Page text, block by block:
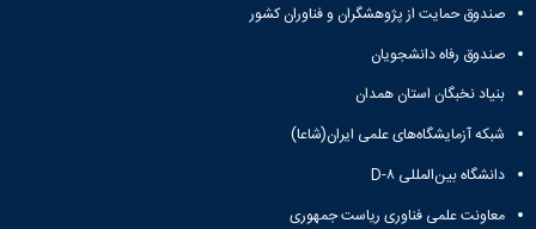
صندوق حمایت از پژوهشگران و فناوران کشور
صندوق رفاه دانشجویان
بنیاد نخبگان استان همدان
شبکه آزمایشگاه‌های علمی ایران(شاعا)
دانشگاه بین‌المللی D-۸
معاونت علمی فناوری ریاست جمهوری